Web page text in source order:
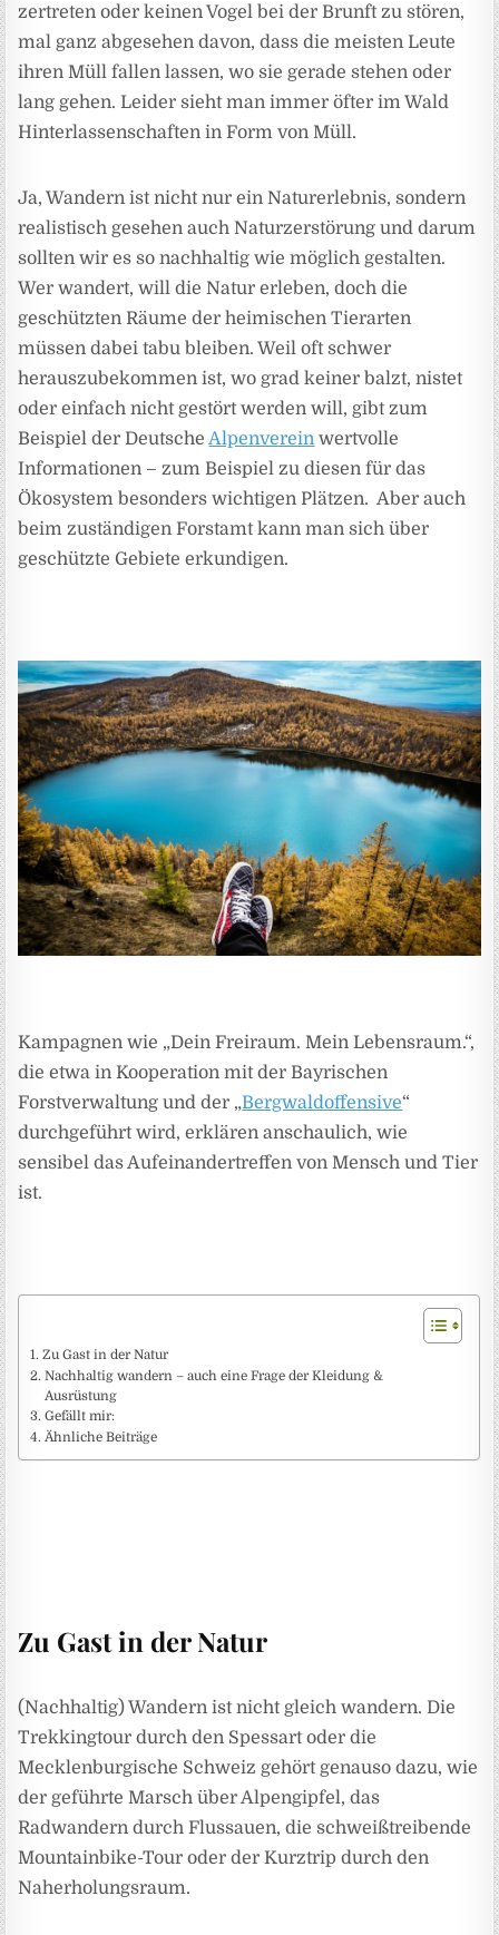
zertreten oder keinen Vogel bei der Brunft zu stören,
mal ganz abgesehen davon, dass die meisten Leute
ihren Müll fallen lassen, wo sie gerade stehen oder
lang gehen. Leider sieht man immer öfter im Wald
Hinterlassenschaften in Form von Müll.
Ja, Wandern ist nicht nur ein Naturerlebnis, sondern
realistisch gesehen auch Naturzerstörung und darum
sollten wir es so nachhaltig wie möglich gestalten.
Wer wandert, will die Natur erleben, doch die
geschützten Räume der heimischen Tierarten
müssen dabei tabu bleiben. Weil oft schwer
herauszubekommen ist, wo grad keiner balzt, nistet
oder einfach nicht gestört werden will, gibt zum
Beispiel der DeutscheAlpenverein wertvolle
Informationen – zum Beispiel zu diesen für das
Ökosystem besonders wichtigen Plätzen. Aber auch
beim zuständigen Forstamt kann man sich über
geschützte Gebiete erkundigen.
Kampagnen wie „Dein Freiraum. Mein Lebensraum.“,
die etwa in Kooperation mit der Bayrischen
Forstverwaltung und der „Bergwaldoffensive“
durchgeführt wird, erklären anschaulich, wie
sensibel das Aufeinandertreffen von Mensch und Tier
ist.
Zu Gast in der Natur
Nachhaltig wandern – auch eine Frage der Kleidung &
Ausrüstung
Gefällt mir:
Ähnliche Beiträge
Zu Gast in der Natur
(Nachhaltig) Wandern ist nicht gleich wandern. Die
Trekkingtour durch den Spessart oder die
Mecklenburgische Schweiz gehört genauso dazu, wie
der geführte Marsch über Alpengipfel, das
Radwandern durch Flussauen, die schweißtreibende
Mountainbike-Tour oder der Kurztrip durch den
Naherholungsraum.